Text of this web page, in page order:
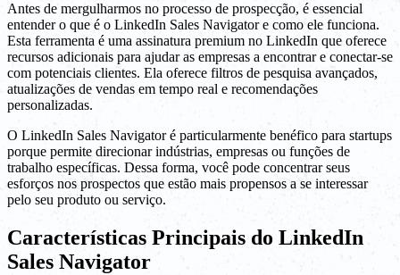
Antes de mergulharmos no processo de prospecção, é essencial
entender o que é o LinkedIn Sales Navigator e como ele funciona.
Esta ferramenta é uma assinatura premium no LinkedIn que oferece
recursos adicionais para ajudar as empresas a encontrar e conectar-se
com potenciais clientes. Ela oferece filtros de pesquisa avançados,
atualizações de vendas em tempo real e recomendações
personalizadas.
O LinkedIn Sales Navigator é particularmente benéfico para startups
porque permite direcionar indústrias, empresas ou funções de
trabalho específicas. Dessa forma, você pode concentrar seus
esforços nos prospectos que estão mais propensos a se interessar
pelo seu produto ou serviço.
Características Principais do LinkedIn
Sales Navigator